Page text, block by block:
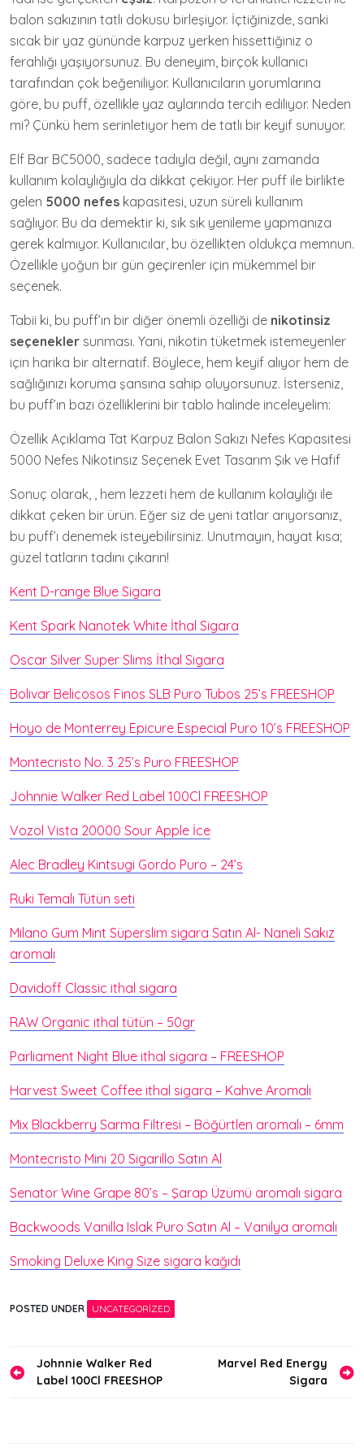
balon sakızının tatlı dokusu birleşiyor. İçtiğinizde, sanki
sıcak bir yaz gününde karpuz yerken hissettiğiniz o
ferahlığı yaşıyorsunuz. Bu deneyim, birçok kullanıcı
tarafından çok beğeniliyor. Kullanıcıların yorumlarına
göre, bu puff, özellikle yaz aylarında tercih ediliyor. Neden
mi? Çünkü hem serinletiyor hem de tatlı bir keyif sunuyor.
Elf Bar BC5000, sadece tadıyla değil, aynı zamanda
kullanım kolaylığıyla da dikkat çekiyor. Her puff ile birlikte
gelen 5000 nefes kapasitesi, uzun süreli kullanım
sağlıyor. Bu da demektir ki, sık sık yenileme yapmanıza
gerek kalmıyor. Kullanıcılar, bu özellikten oldukça memnun.
Özellikle yoğun bir gün geçirenler için mükemmel bir
seçenek.
Tabii ki, bu puff’ın bir diğer önemli özelliği de nikotinsiz
seçenekler sunması. Yani, nikotin tüketmek istemeyenler
için harika bir alternatif. Böylece, hem keyif alıyor hem de
sağlığınızı koruma şansına sahip oluyorsunuz. İsterseniz,
bu puff’ın bazı özelliklerini bir tablo halinde inceleyelim:
Özellik Açıklama Tat Karpuz Balon Sakızı Nefes Kapasitesi
5000 Nefes Nikotinsiz Seçenek Evet Tasarım Şık ve Hafif
Sonuç olarak, , hem lezzeti hem de kullanım kolaylığı ile
dikkat çeken bir ürün. Eğer siz de yeni tatlar arıyorsanız,
bu puff’ı denemek isteyebilirsiniz. Unutmayın, hayat kısa;
güzel tatların tadını çıkarın!
Kent D-range Blue Sigara
Kent Spark Nanotek White İthal Sigara
Oscar Silver Super Slims İthal Sigara
Bolivar Belicosos Finos SLB Puro Tubos 25’s FREESHOP
Hoyo de Monterrey Epicure Especial Puro 10’s FREESHOP
Montecristo No. 3 25’s Puro FREESHOP
Johnnie Walker Red Label 100Cl FREESHOP
Vozol Vista 20000 Sour Apple İce
Alec Bradley Kintsugi Gordo Puro – 24’s
Ruki Temalı Tütün seti
Milano Gum Mint Süperslim sigara Satın Al- Naneli Sakız
aromalı
Davidoff Classic ithal sigara
RAW Organic ithal tütün – 50gr
Parliament Night Blue ithal sigara – FREESHOP
Harvest Sweet Coffee ithal sigara – Kahve Aromalı
Mix Blackberry Sarma Filtresi – Böğürtlen aromalı – 6mm
Montecristo Mini 20 Sigarillo Satın Al
Senator Wine Grape 80’s – Şarap Üzümü aromalı sigara
Backwoods Vanilla Islak Puro Satın Al – Vanilya aromalı
Smoking Deluxe King Size sigara kağıdı
POSTED UNDER UNCATEGORIZED
Yazı
gezinmesi
Johnnie Walker Red
Label 100Cl FREESHOP
Marvel Red Energy
Sigara